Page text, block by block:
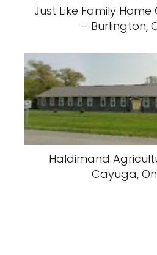
Just Like Family
- Burlington,
Haldimand
Cayuga,